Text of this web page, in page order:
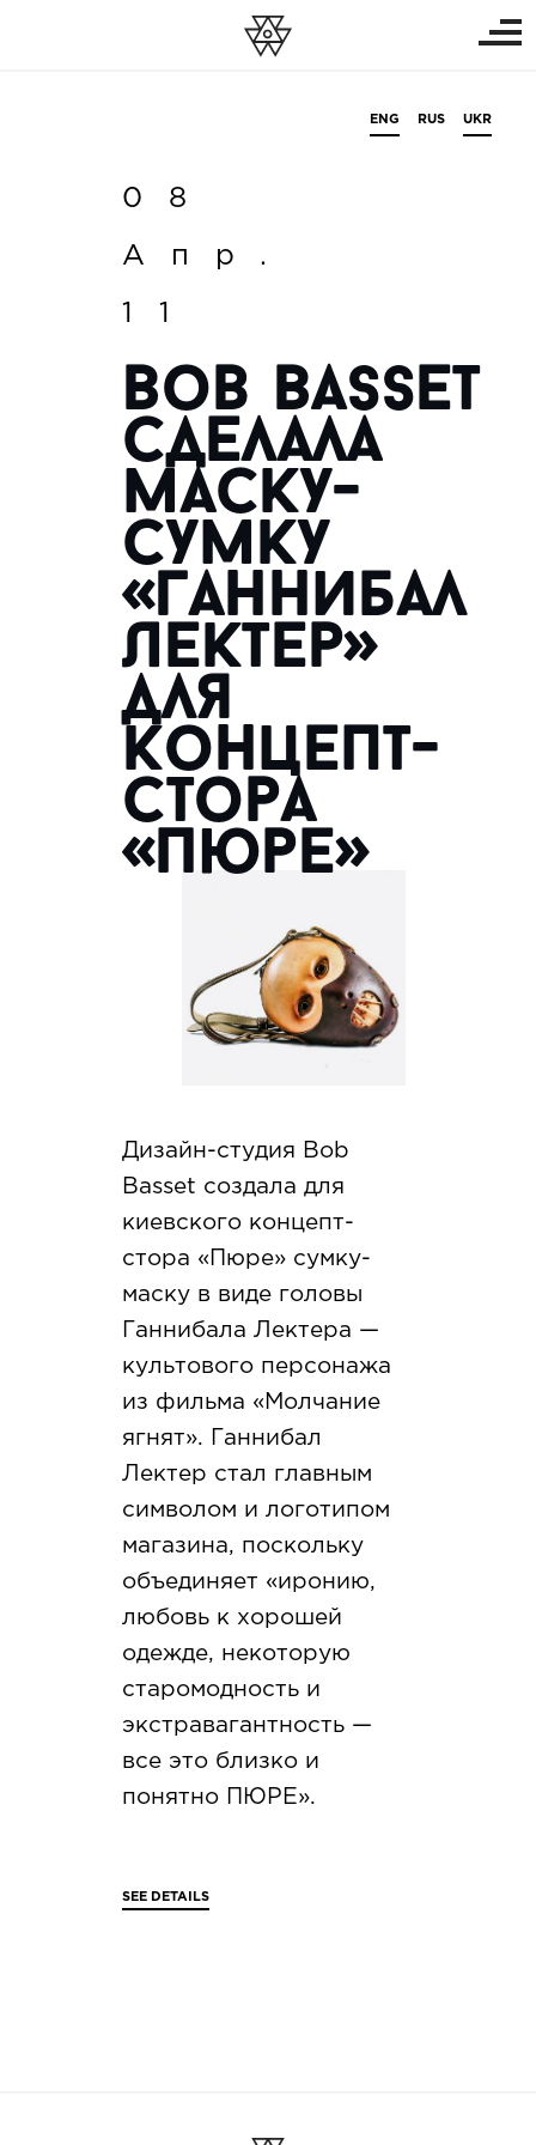
ENG RUS UKR
08
Апр.
11
Bob Basset
сделала
маску-
сумку
«Ганнибал
Лектер»
для
концепт-
стора
«Пюре»
Дизайн-студия Bob
Basset создала для
киевского концепт-
стора «Пюре» сумку-
маску в виде головы
Ганнибала Лектера —
культового персонажа
из фильма «Молчание
ягнят». Ганнибал
Лектер стал главным
символом и логотипом
магазина, поскольку
объединяет «иронию,
любовь к хорошей
одежде, некоторую
старомодность и
экстравагантность —
все это близко и
понятно ПЮРЕ».
SEE DETAILS